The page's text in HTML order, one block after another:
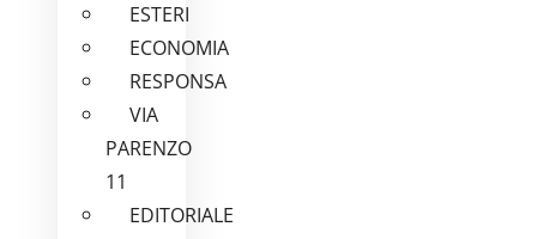
ESTERI
ECONOMIA
RESPONSA
VIA
PARENZO
11
EDITORIALE